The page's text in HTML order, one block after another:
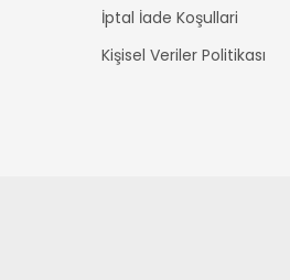
İptal İade Koşullari
Kişisel Veriler Politikası